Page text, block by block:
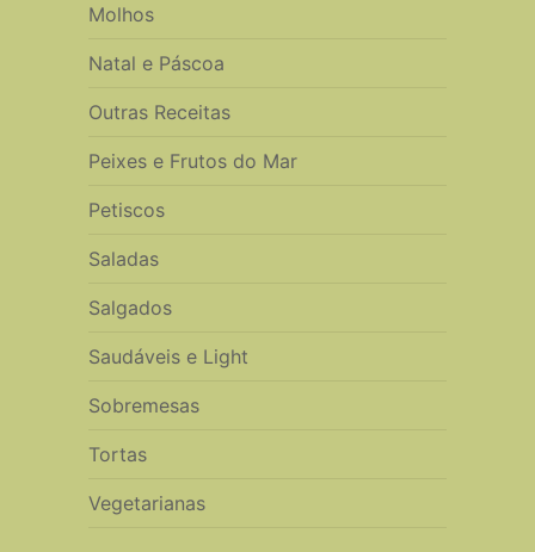
Molhos
Natal e Páscoa
Outras Receitas
Peixes e Frutos do Mar
Petiscos
Saladas
Salgados
Saudáveis e Light
Sobremesas
Tortas
Vegetarianas